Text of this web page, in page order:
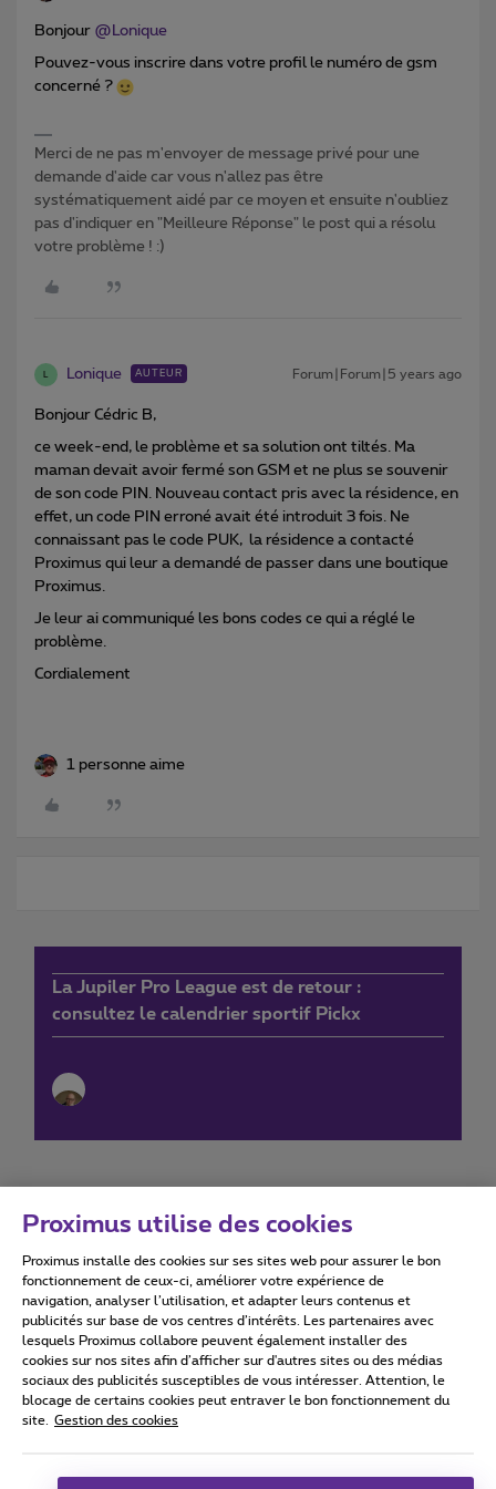
Bonjour @Lonique
Pouvez-vous inscrire dans votre profil le numéro de gsm
concerné ?
Merci de ne pas m'envoyer de message privé pour une
demande d'aide car vous n'allez pas être
systématiquement aidé par ce moyen et ensuite n'oubliez
pas d'indiquer en "Meilleure Réponse" le post qui a résolu
votre problème ! :)
Lonique AUTEUR Forum|Forum|5 years ago
Bonjour Cédric B,
ce week-end, le problème et sa solution ont tiltés. Ma
maman devait avoir fermé son GSM et ne plus se souvenir
de son code PIN. Nouveau contact pris avec la résidence, en
effet, un code PIN erroné avait été introduit 3 fois. Ne
connaissant pas le code PUK, la résidence a contacté
Proximus qui leur a demandé de passer dans une boutique
Proximus.
Je leur ai communiqué les bons codes ce qui a réglé le
problème.
Cordialement
1 personne aime
La Jupiler Pro League est de retour :
consultez le calendrier sportif Pickx
Conditions d'utilisation Accessibility statement
Tous droits réservés. © 2026 Proximus
Conditions générales, info consommateur
Proximus utilise des cookies
Proximus installe des cookies sur ses sites web pour assurer le bon
fonctionnement de ceux-ci, améliorer votre expérience de
navigation, analyser l’utilisation, et adapter leurs contenus et
publicités sur base de vos centres d’intérêts. Les partenaires avec
lesquels Proximus collabore peuvent également installer des
cookies sur nos sites afin d’afficher sur d'autres sites ou des médias
sociaux des publicités susceptibles de vous intéresser. Attention, le
blocage de certains cookies peut entraver le bon fonctionnement du
site.
Gestion des cookies